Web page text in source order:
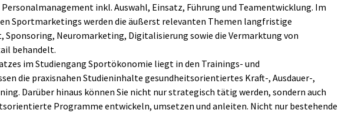
inkl. Auswahl, Einsatz, Führung und Teamentwicklung. Im
Sportmarketings werden die äußerst relevanten Themen langfristige
Neuromarketing, Digitalisierung sowie die Vermarktung von
behandelt.
im Studiengang Sportökonomie liegt in den Trainings- und
die praxisnahen Studieninhalte gesundheitsorientiertes Kraft-, Ausdauer-,
Darüber hinaus können Sie nicht nur strategisch tätig werden, sondern auch
Programme entwickeln, umsetzen und anleiten. Nicht nur bestehende